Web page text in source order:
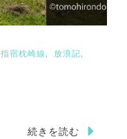
指宿枕崎線
放浪記
続きを読む